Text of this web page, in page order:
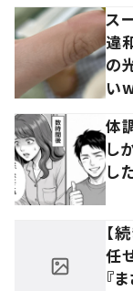
ス
違
の
い
体
し
し
【
任
『